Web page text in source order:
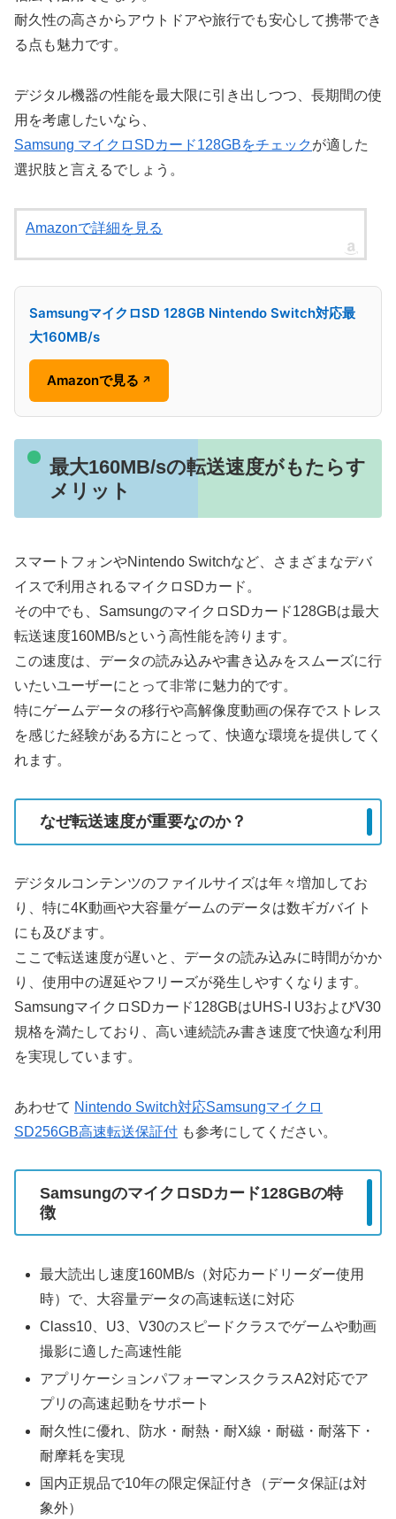
耐久性の高さからアウトドアや旅行でも安心して携帯でき
る点も魅力です。
デジタル機器の性能を最大限に引き出しつつ、長期間の使
用を考慮したいなら、
Samsung マイクロSDカード128GBをチェックが適した
選択肢と言えるでしょう。
Amazonで詳細を見る
SamsungマイクロSD 128GB Nintendo Switch対応最
大160MB/s
Amazonで見る ↗
最大160MB/sの転送速度がもたらす
メリット
スマートフォンやNintendo Switchなど、さまざまなデバ
イスで利用されるマイクロSDカード。
その中でも、SamsungのマイクロSDカード128GBは最大
転送速度160MB/sという高性能を誇ります。
この速度は、データの読み込みや書き込みをスムーズに行
いたいユーザーにとって非常に魅力的です。
特にゲームデータの移行や高解像度動画の保存でストレス
を感じた経験がある方にとって、快適な環境を提供してく
れます。
なぜ転送速度が重要なのか？
デジタルコンテンツのファイルサイズは年々増加してお
り、特に4K動画や大容量ゲームのデータは数ギガバイト
にも及びます。
ここで転送速度が遅いと、データの読み込みに時間がかか
り、使用中の遅延やフリーズが発生しやすくなります。
SamsungマイクロSDカード128GBはUHS-I U3およびV30
規格を満たしており、高い連続読み書き速度で快適な利用
を実現しています。
あわせて Nintendo Switch対応Samsungマイクロ
SD256GB高速転送保証付 も参考にしてください。
SamsungのマイクロSDカード128GBの特
徴
最大読出し速度160MB/s（対応カードリーダー使用
時）で、大容量データの高速転送に対応
Class10、U3、V30のスピードクラスでゲームや動画
撮影に適した高速性能
アプリケーションパフォーマンスクラスA2対応でア
プリの高速起動をサポート
耐久性に優れ、防水・耐熱・耐X線・耐磁・耐落下・
耐摩耗を実現
国内正規品で10年の限定保証付き（データ保証は対
象外）